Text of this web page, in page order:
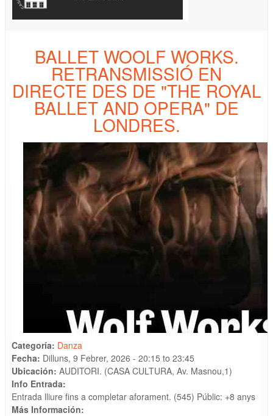
BALLET WOOLF WORKS.
RETRANSMISSIÓ EN
DIRECTE DES DE "THE ROYAL
BALLET AND OPERA" DE
LONDRES.
Categoría: Danza
Fecha: Dilluns, 9 Febrer, 2026 - 20:15 to 23:45
Ubicación: AUDITORI. (CASA CULTURA, Av. Masnou,1)
Info Entrada:
Entrada lliure fins a completar aforament. (545) Públic: +8 anys
Más Información: